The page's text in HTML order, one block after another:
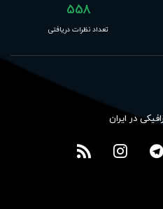
558
تعداد نظرات دریافتی